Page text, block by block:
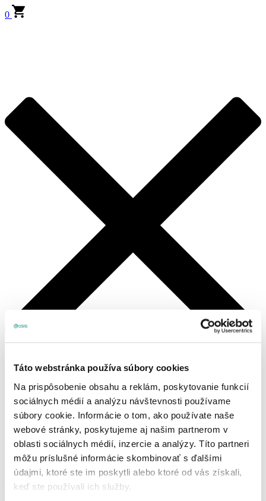
Táto webstránka používa súbory cookies
Na prispôsobenie obsahu a reklám, poskytovanie funkcií
sociálnych médií a analýzu návštevnosti používame
súbory cookie. Informácie o tom, ako používate naše
webové stránky, poskytujeme aj našim partnerom v
oblasti sociálnych médií, inzercie a analýzy. Títo partneri
môžu príslušné informácie skombinovať s ďalšími
údajmi, ktoré ste im poskytli alebo ktoré od vás získali,
keď ste používali ich služby.
0
Žiadne produkty v košíku.
Prihlásenie, alebo registrácia
Produkty